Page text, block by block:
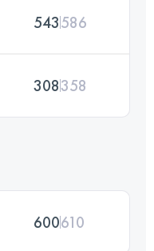
543586
308358
600610